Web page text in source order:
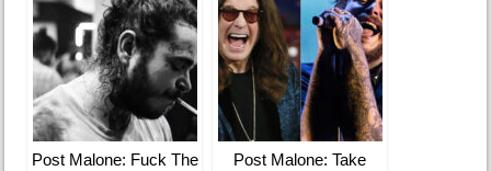
Post Malone: Fuck The
Post Malone: Take